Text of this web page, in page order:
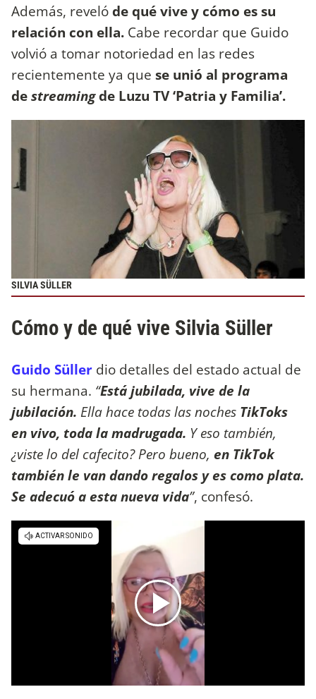
Además, revelóde qué vive y cómo es su
relación con ella. Cabe recordar que Guido
volvió a tomar notoriedad en las redes
recientemente ya que se unió al programa
destreamingde Luzu TV ‘Patria y Familia’.
SILVIA SÜLLER
Cómo y de qué vive Silvia Süller
Guido Süller dio detalles del estado actual de
su hermana. “Está jubilada, vive de la
jubilación. Ella hace todas las noches TikToks
en vivo, toda la madrugada. Y eso también,
¿viste lo del cafecito? Pero bueno, en TikTok
también le van dando regalos y es como plata.
Se adecuó a esta nueva vida”, confesó.